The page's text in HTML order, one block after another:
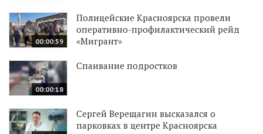
00:00:59
Полицейские Красноярска провели
оперативно-профилактический рейд
«Мигрант»
00:00:18
Спаивание подростков
Сергей Верещагин высказался о
парковках в центре Красноярска